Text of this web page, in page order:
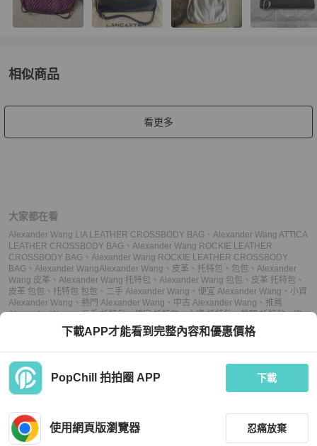
相似商品
看更多
大家都在看
Alexander Wang LIA LEATHER CROSSBODY BAG 、 Alexander Wang ATTICA
LEATHER CROSSBODY BAG 、 Alexander Wang ROCKIE LEATHER
CROSSBODY BAG 、 Alexander Wang ROCKIE LEATHER CROSSBODY
BAG 、 Alexander WangAlexander Wang 、 皮革 、 托特包 、 包包 、 Alexander
Wang 皮革 、 Alexander Wang 托特包 、 Alexander Wang 包包 、 皮革 托特包 、
皮革 包包 、 托特包 包包 、 二手 Alexander Wang 、 便宜 Alexander Wang 、 小資
Alexander Wang 、 熱門 Alexander Wang 、 中古 Alexander Wang 、 推薦
Alexander Wang、二手 托特包、便宜 托特包、小資 托特包、熱門 托特包、中
推薦 托特包、二手 包包、便宜 包包、小資 包包、熱門 包包
推薦 包包下載APP才能看到完整內容和優惠價格
PopChill 拍拍圈 APP 下載
使用網頁版瀏覽器 忍痛放棄